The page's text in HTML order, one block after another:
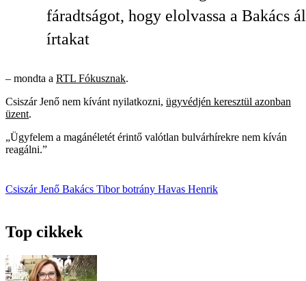
fáradtságot, hogy elolvassa a Bakács
írtakat
– mondta a RTL Fókusznak.
Csiszár Jenő nem kívánt nyilatkozni, ügyvédjén keresztül azonban
üzent.
„Ügyfelem a magánéletét érintő valótlan bulvárhírekre nem kíván
reagálni.”
Csiszár Jenő Bakács Tiborbotrány Havas Henrik
Top cikkek